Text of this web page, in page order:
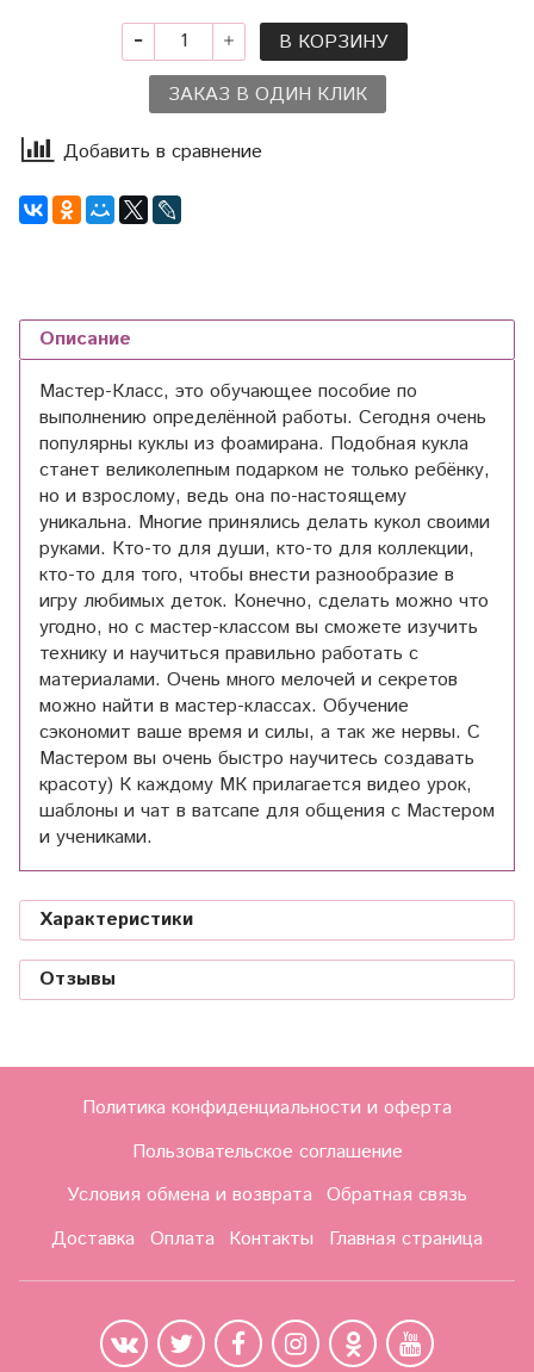
В КОРЗИНУ
ЗАКАЗ В ОДИН КЛИК
Добавить в сравнение
Описание
Мастер-Класс, это обучающее пособие по
выполнению определённой работы. Сегодня очень
популярны куклы из фоамирана. Подобная кукла
станет великолепным подарком не только ребёнку,
но и взрослому, ведь она по-настоящему
уникальна. Многие принялись делать кукол своими
руками. Кто-то для души, кто-то для коллекции,
кто-то для того, чтобы внести разнообразие в
игру любимых деток. Конечно, сделать можно что
угодно, но с мастер-классом вы сможете изучить
технику и научиться правильно работать с
материалами. Очень много мелочей и секретов
можно найти в мастер-классах. Обучение
сэкономит ваше время и силы, а так же нервы. С
Мастером вы очень быстро научитесь создавать
красоту) К каждому МК прилагается видео урок,
шаблоны и чат в ватсапе для общения с Мастером
и учениками.
Характеристики
Отзывы
Политика конфиденциальности и оферта
Пользовательское соглашение
Условия обмена и возврата Обратная связь
Доставка
Оплата Контакты Главная страница